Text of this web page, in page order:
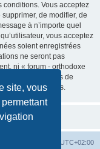
site, vous
conditions. Vous acceptez
de modifier, de
à n’importe quel
vous acceptez
soient enregistrées
ne seront pas
ni « forum - orthodoxe
en cas de
vos données.
UTC+02:00